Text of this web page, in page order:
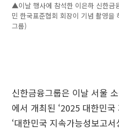
▲이날 행사에 참석한 이은하 신한금
민 한국표준협회 회장이 기념 촬영을
그룹)
신한금융그룹은 이날 서울
에서 개최된 ‘2025 대한민국
‘대한민국 지속가능성보고